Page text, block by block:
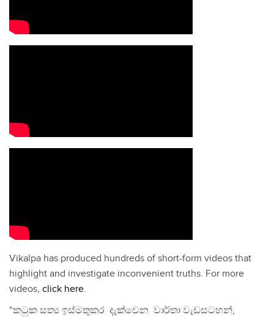
Vikalpa has produced hundreds of short-form videos that
highlight and investigate inconvenient truths. For more
videos, click here.
"කටුක සත්‍ය ඉස්මතුකර දැක්වෙන වාර්තා වැඩසටහන්,